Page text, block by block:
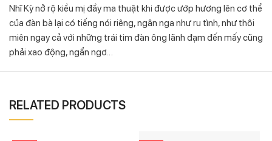
Nhĩ Kỳ nở rộ kiều mị đầy ma thuật khi được ướp hương lên cơ thể
của đàn bà lại có tiếng nói riêng, ngân nga như ru tình, như thôi
miên ngay cả với những trái tim đàn ông lãnh đạm đến mấy cũng
phải xao động, ngẩn ngơ…
RELATED PRODUCTS